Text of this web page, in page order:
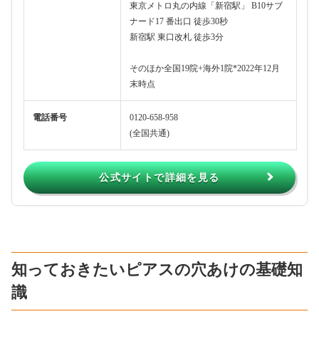
東京メトロ丸の内線「新宿駅」 B10サブ
ナード17 番出口 徒歩30秒
新宿駅 東口改札 徒歩3分
そのほか全国19院+海外1院*2022年12月
末時点
電話番号
0120-658-958
(全国共通)
公式サイトで詳細を見る
知っておきたいピアスの穴あけの基礎知
識